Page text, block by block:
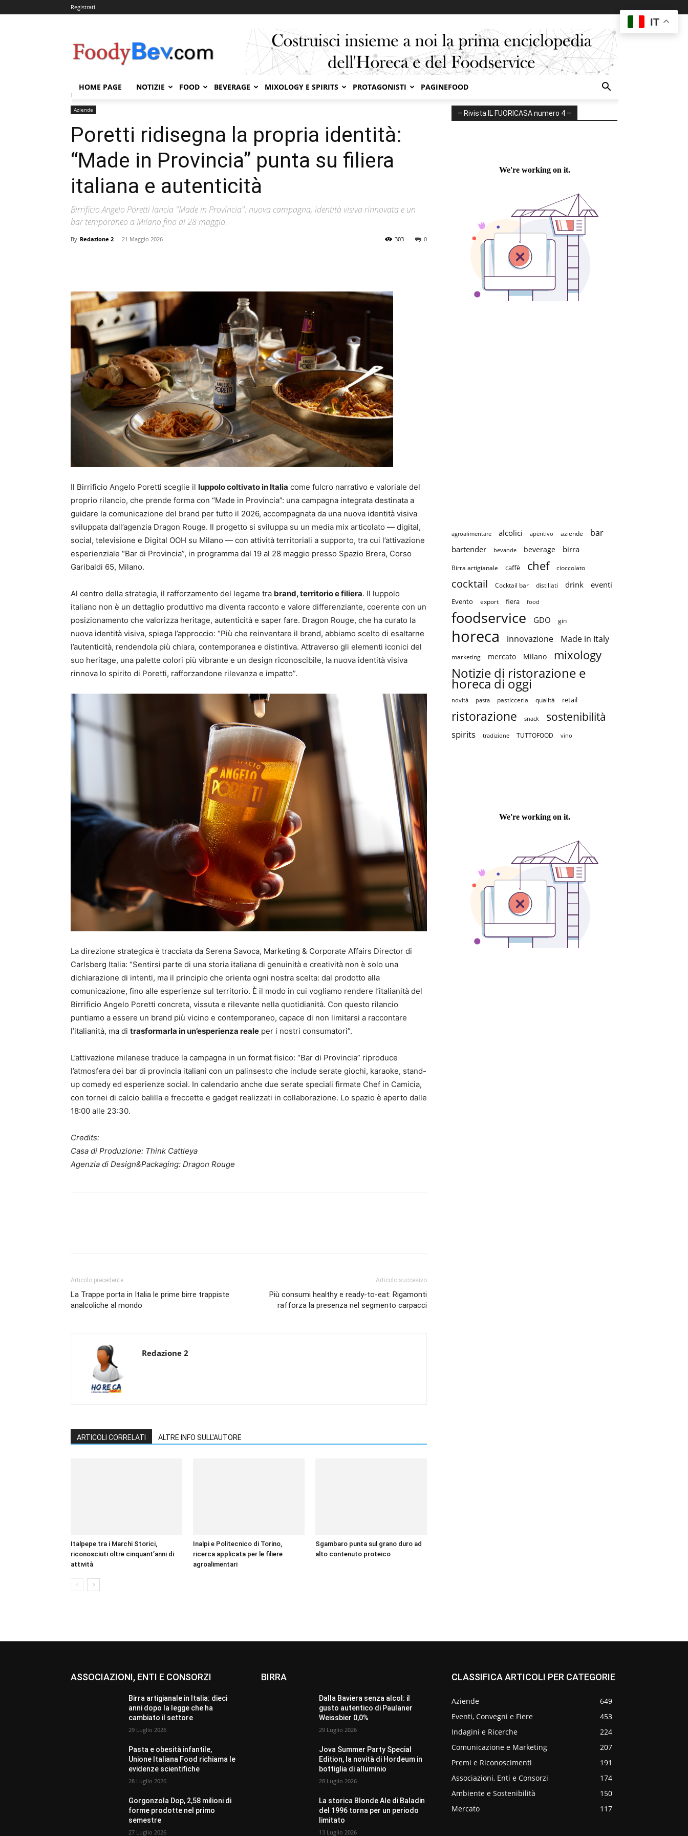
Registrati
HOME PAGE NOTIZIE FOOD BEVERAGE MIXOLOGY E SPIRITS PROTAGONISTI PAGINEFOOD
Home
Aziende
Poretti ridisegna la propria identità:
“Made in Provincia” punta su filiera
italiana e autenticità
Birrificio Angelo Poretti lancia "Made in Provincia": nuova campagna, identità visiva rinnovata e un
bar temporaneo a Milano fino al 28 maggio.
By Redazione 2 - 21 Maggio 2026 0
303
Il Birrificio Angelo Poretti sceglie il luppolo coltivato in Italia come fulcro narrativo e valoriale del
proprio rilancio, che prende forma con “Made in Provincia”: una campagna integrata destinata a
guidare la comunicazione del brand per tutto il 2026, accompagnata da una nuova identità visiva
sviluppata dall’agenzia Dragon Rouge. Il progetto si sviluppa su un media mix articolato — digital,
social, televisione e Digital OOH su Milano — con attività territoriali a supporto, tra cui l’attivazione
esperienziale “Bar di Provincia”, in programma dal 19 al 28 maggio presso Spazio Brera, Corso
Garibaldi 65, Milano.
Al centro della strategia, il rafforzamento del legame tra brand, territorio efiliera. Il luppolo
italiano non è un dettaglio produttivo ma diventa racconto e valore differenziante, coerente con un
posizionamento che valorizza heritage, autenticità e saper fare. Dragon Rouge, che ha curato la
nuova identità visiva, spiega l’approccio: “Più che reinventare il brand, abbiamo scelto di esaltarne
l’autenticità, rendendola più chiara, contemporanea e distintiva. Attraverso gli elementi iconici del
suo heritage, una palette colori più vibrante e un design riconoscibile, la nuova identità visiva
rinnova lo spirito di Poretti, rafforzandone rilevanza e impatto”.
La direzione strategica è tracciata da Serena Savoca, Marketing & Corporate Affairs Director di
Carlsberg Italia: “Sentirsi parte di una storia italiana di genuinità e creatività non è solo una
dichiarazione di intenti, ma il principio che orienta ogni nostra scelta: dal prodotto alla
comunicazione, fino alle esperienze sul territorio. È il modo in cui vogliamo rendere l’italianità del
Birrificio Angelo Poretti concreta, vissuta e rilevante nella quotidianità. Con questo rilancio
puntiamo a essere un brand più vicino e contemporaneo, capace di non limitarsi a raccontare
l’italianità, ma di trasformarla in un’esperienza reale per i nostri consumatori”.
L’attivazione milanese traduce la campagna in un format fisico: “Bar di Provincia” riproduce
l’atmosfera dei bar di provincia italiani con un palinsesto che include serate giochi, karaoke, stand-
up comedy ed esperienze social. In calendario anche due serate speciali firmate Chef in Camicia,
con tornei di calcio balilla e freccette e gadget realizzati in collaborazione. Lo spazio è aperto dalle
18:00 alle 23:30.
Credits:
Casa di Produzione: Think Cattleya
Agenzia di Design&Packaging: Dragon Rouge
Articolo precedente
La Trappe porta in Italia le prime birre trappiste
analcoliche al mondo
Articolo succesivo
Più consumi healthy e ready-to-eat: Rigamonti
rafforza la presenza nel segmento carpacci
Redazione 2
ARTICOLI CORRELATI ALTRE INFO SULL'AUTORE
Italpepe tra i Marchi Storici,
riconosciuti oltre cinquant’anni di
attività
Inalpi e Politecnico di Torino,
ricerca applicata per le filiere
agroalimentari
Sgambaro punta sul grano duro ad
alto contenuto proteico
– Rivista IL FUORICASA numero 4 –
agroalimentare alcolici aperitivo aziende bar
bartender bevande beverage birra
Birra artigianale caffè chef cioccolato
cocktail Cocktail bar distillati drink eventi
Evento export fiera food
foodservice GDO gin
horeca innovazione Made in Italy
marketing mercato Milano mixology
Notizie di ristorazione e
horeca di oggi
novità pasta pasticceria qualità retail
ristorazione snack sostenibilità
spirits tradizione TUTTOFOOD vino
ASSOCIAZIONI, ENTI E CONSORZI
Birra artigianale in Italia: dieci
anni dopo la legge che ha
cambiato il settore
29 Luglio 2026
Pasta e obesità infantile,
Unione Italiana Food richiama le
evidenze scientifiche
28 Luglio 2026
Gorgonzola Dop, 2,58 milioni di
forme prodotte nel primo
semestre
27 Luglio 2026
BIRRA
Dalla Baviera senza alcol: il
gusto autentico di Paulaner
Weissbier 0,0%
29 Luglio 2026
Jova Summer Party Special
Edition, la novità di Hordeum in
bottiglia di alluminio
28 Luglio 2026
La storica Blonde Ale di Baladin
del 1996 torna per un periodo
limitato
13 Luglio 2026
CLASSIFICA ARTICOLI PER CATEGORIE
Aziende
649
Eventi, Convegni e Fiere
453
Indagini e Ricerche
224
Comunicazione e Marketing
207
Premi e Riconoscimenti
191
Associazioni, Enti e Consorzi
174
Ambiente e Sostenibilità
150
Mercato
117
IT